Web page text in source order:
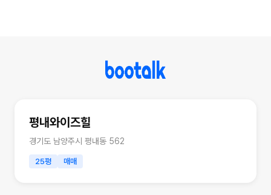
평내와이즈힐
경기도 남양주시 평내동 562
25평 매매